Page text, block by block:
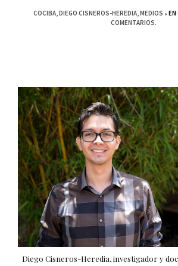
COCIBA DIEGO CISNEROS-HEREDIA MEDIOS
COMENTARIOS.
Diego Cisneros-Heredia, investigador y